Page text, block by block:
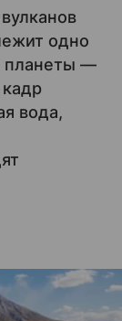
одно
планеты —
вода,